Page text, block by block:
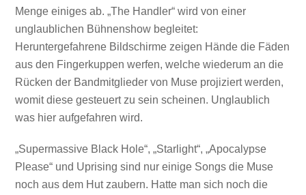
Menge einiges ab. „The Handler“ wird von einer
unglaublichen Bühnenshow begleitet:
Heruntergefahrene Bildschirme zeigen Hände die Fäden
aus den Fingerkuppen werfen, welche wiederum an die
Rücken der Bandmitglieder von Muse projiziert werden,
womit diese gesteuert zu sein scheinen. Unglaublich
was hier aufgefahren wird.
„Supermassive Black Hole“, „Starlight“, „Apocalypse
Please“ und Uprising sind nur einige Songs die Muse
noch aus dem Hut zaubern. Hatte man sich noch die